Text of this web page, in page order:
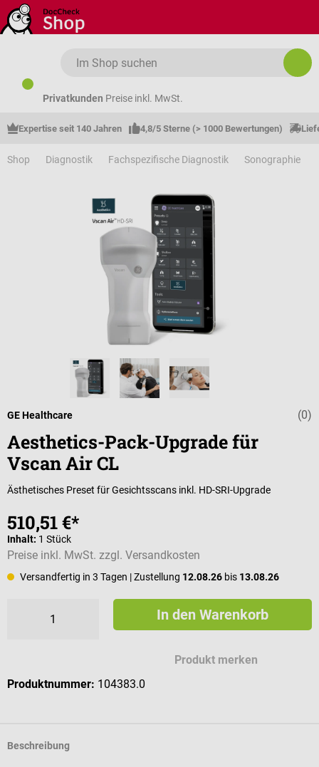
Zum Hauptinhalt springen
Privatkunden Preise inkl. MwSt.
Expertise seit 140 Jahren 4,8/5 Sterne (> 1000 Bewertungen)
Shop Diagnostik Fachspezifische Diagnostik Sonographie
(0)
GE Healthcare
Aesthetics-Pack-Upgrade für
Vscan Air CL
Ästhetisches Preset für Gesichtsscans inkl. HD-SRI-Upgrade
510,51 €*
Inhalt: 1 Stück
Preise inkl. MwSt. zzgl. Versandkosten
Versandfertig in 3 Tagen | Zustellung 12.08.26 bis 13.08.26
In den Warenkorb
Produkt merken
Produktnummer: 104383.0
Beschreibung